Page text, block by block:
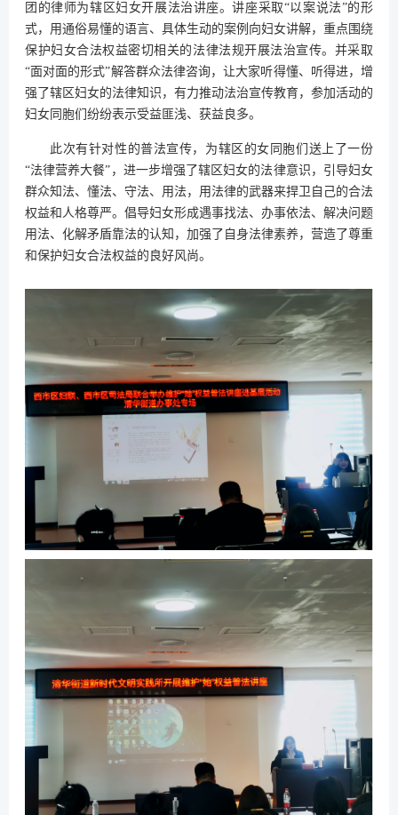
团的律师为辖区妇女开展法治讲座。讲座采取“以案说法”的形
式，用通俗易懂的语言、具体生动的案例向妇女讲解，重点围绕
保护妇女合法权益密切相关的法律法规开展法治宣传。并采取
“面对面的形式”解答群众法律咨询，让大家听得懂、听得进，增
强了辖区妇女的法律知识，有力推动法治宣传教育，参加活动的
妇女同胞们纷纷表示受益匪浅、获益良多。
此次有针对性的普法宣传，为辖区的女同胞们送上了一份
“法律营养大餐”，进一步增强了辖区妇女的法律意识，引导妇女
群众知法、懂法、守法、用法，用法律的武器来捍卫自己的合法
权益和人格尊严。倡导妇女形成遇事找法、办事依法、解决问题
用法、化解矛盾靠法的认知，加强了自身法律素养，营造了尊重
和保护妇女合法权益的良好风尚。